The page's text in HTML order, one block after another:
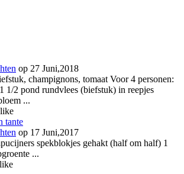
op 27 Juni,2018
champignons, tomaat Voor 4 personen:
rundvlees (biefstuk) in reepjes
...
tante
op 17 Juni,2017
spekblokjes gehakt (half om half) 1
...